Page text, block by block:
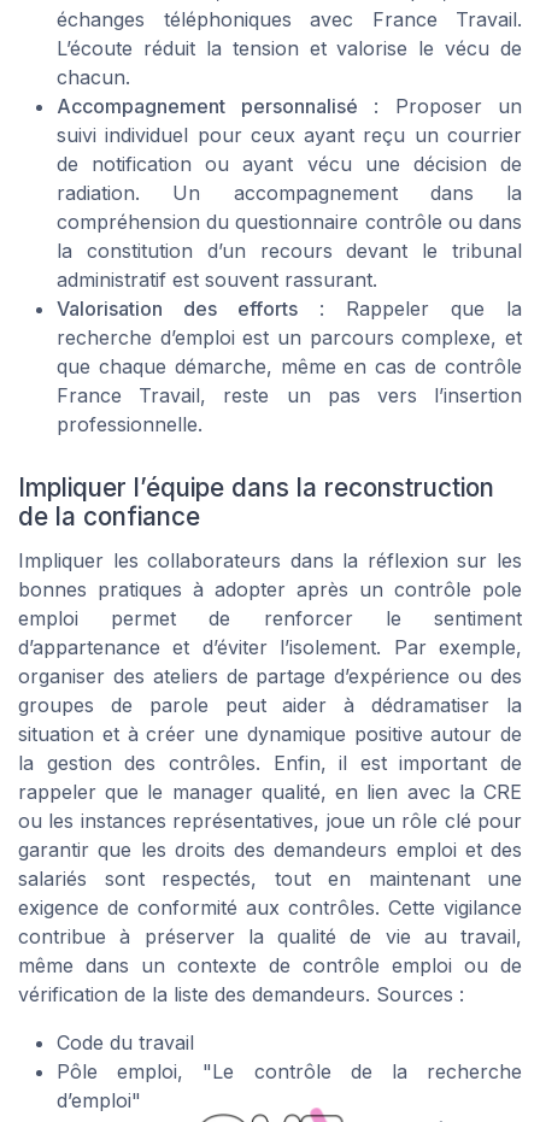
échanges téléphoniques avec France Travail.
L’écoute réduit la tension et valorise le vécu de
chacun.
Accompagnement personnalisé : Proposer un
suivi individuel pour ceux ayant reçu un courrier
de notification ou ayant vécu une décision de
radiation. Un accompagnement dans la
compréhension du questionnaire contrôle ou dans
la constitution d’un recours devant le tribunal
administratif est souvent rassurant.
Valorisation des efforts : Rappeler que la
recherche d’emploi est un parcours complexe, et
que chaque démarche, même en cas de contrôle
France Travail, reste un pas vers l’insertion
professionnelle.
Impliquer l’équipe dans la reconstruction
de la confiance
Impliquer les collaborateurs dans la réflexion sur les
bonnes pratiques à adopter après un contrôle pole
emploi permet de renforcer le sentiment
d’appartenance et d’éviter l’isolement. Par exemple,
organiser des ateliers de partage d’expérience ou des
groupes de parole peut aider à dédramatiser la
situation et à créer une dynamique positive autour de
la gestion des contrôles. Enfin, il est important de
rappeler que le manager qualité, en lien avec la CRE
ou les instances représentatives, joue un rôle clé pour
garantir que les droits des demandeurs emploi et des
salariés sont respectés, tout en maintenant une
exigence de conformité aux contrôles. Cette vigilance
contribue à préserver la qualité de vie au travail,
même dans un contexte de contrôle emploi ou de
vérification de la liste des demandeurs. Sources :
Code du travail
Pôle emploi, "Le contrôle de la recherche
d’emploi"